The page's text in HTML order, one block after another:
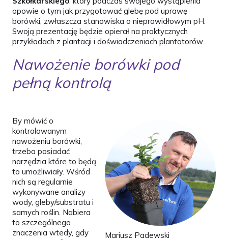
opowie o tym jak przygotować glebę pod uprawę
borówki, zwłaszcza stanowiska o nieprawidłowym pH.
Swoją prezentację będzie opierał na praktycznych
przykładach z plantacji i doświadczeniach plantatorów.
Nawożenie borówki pod
pełną kontrolą
Mariusz Padewski
By mówić o
kontrolowanym
nawożeniu borówki,
trzeba posiadać
narzędzia które to będą
to umożliwiały. Wśród
nich są regularnie
wykonywane analizy
wody, gleby/substratu i
samych roślin. Nabiera
to szczególnego
znaczenia wtedy, gdy